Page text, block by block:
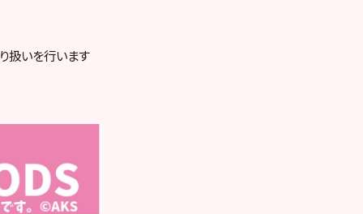
扱いを行います